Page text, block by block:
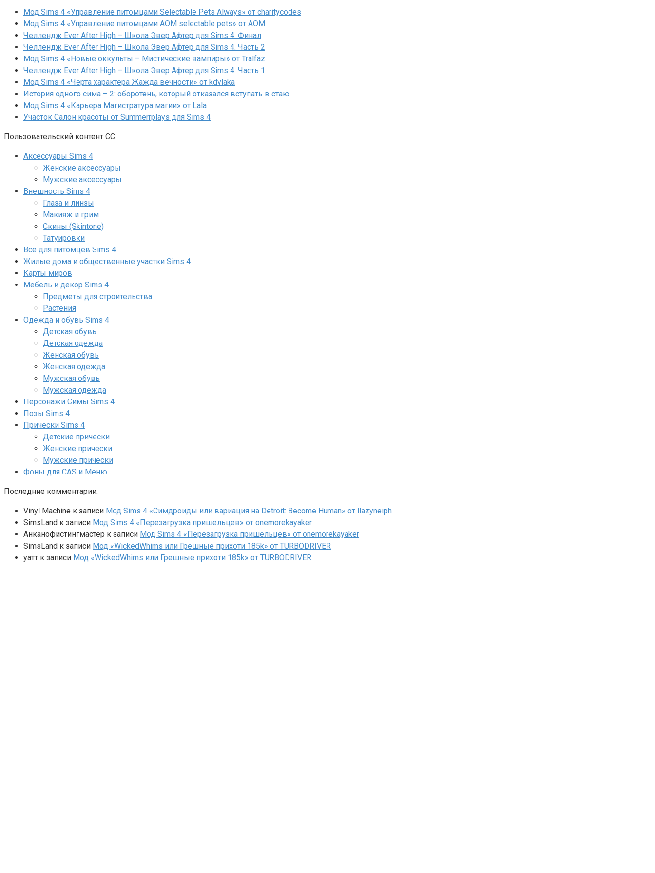
Мод Sims 4 «Управление питомцами Selectable Pets Always» от charitycodes
Мод Sims 4 «Управление питомцами AOM selectable pets» от AOM
Челлендж Ever After High – Школа Эвер Афтер для Sims 4. Финал
Челлендж Ever After High – Школа Эвер Афтер для Sims 4. Часть 2
Мод Sims 4 «Новые оккульты – Мистические вампиры» от Tralfaz
Челлендж Ever After High – Школа Эвер Афтер для Sims 4. Часть 1
Мод Sims 4 «Черта характера Жажда вечности» от kdvlaka
История одного сима – 2: оборотень, который отказался вступать в стаю
Мод Sims 4 «Карьера Магистратура магии» от Lala
Участок Салон красоты от Summerrplays для Sims 4
Пользовательский контент СС
Аксессуары Sims 4
Женские аксессуары
Мужские аксессуары
Внешность Sims 4
Глаза и линзы
Макияж и грим
Скины (Skintone)
Татуировки
Все для питомцев Sims 4
Жилые дома и общественные участки Sims 4
Карты миров
Мебель и декор Sims 4
Предметы для строительства
Растения
Одежда и обувь Sims 4
Детская обувь
Детская одежда
Женская обувь
Женская одежда
Мужская обувь
Мужская одежда
Персонажи Симы Sims 4
Позы Sims 4
Прически Sims 4
Детские прически
Женские прически
Мужские прически
Фоны для CAS и Меню
Последние комментарии:
Vinyl Machine к записи Мод Sims 4 «Симдроиды или вариация на Detroit: Become Human» от llazyneiph
SimsLand к записи Мод Sims 4 «Перезагрузка пришельцев» от onemorekayaker
Анканофистингмастер к записи Мод Sims 4 «Перезагрузка пришельцев» от onemorekayaker
SimsLand к записи Мод «WickedWhims или Грешные прихоти 185k» от TURBODRIVER
yaтт к записи Мод «WickedWhims или Грешные прихоти 185k» от TURBODRIVER